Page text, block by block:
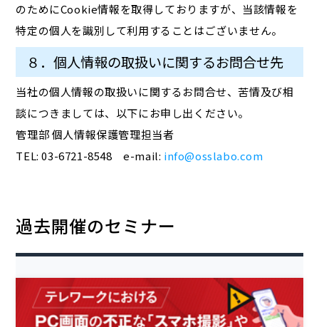
のためにCookie情報を取得しておりますが、当該情報を
特定の個人を識別して利用することはございません。
８．個人情報の取扱いに関するお問合せ先
当社の個人情報の取扱いに関するお問合せ、苦情及び相
談につきましては、以下にお申し出ください。
管理部 個人情報保護管理担当者
TEL: 03-6721-8548 e-mail: info@osslabo.com
過去開催のセミナー